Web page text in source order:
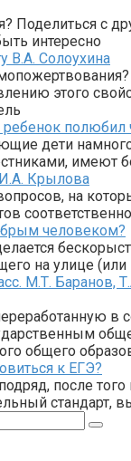
Поделиться с
интересно
В.А. Солоухина
этого
ребенок полюбил
дети
имеют
Крылова
на
соответственно
человеком?
на улице (или
М.Т. Баранов,
в
общего
к ЕГЭ?
после
стандарт,